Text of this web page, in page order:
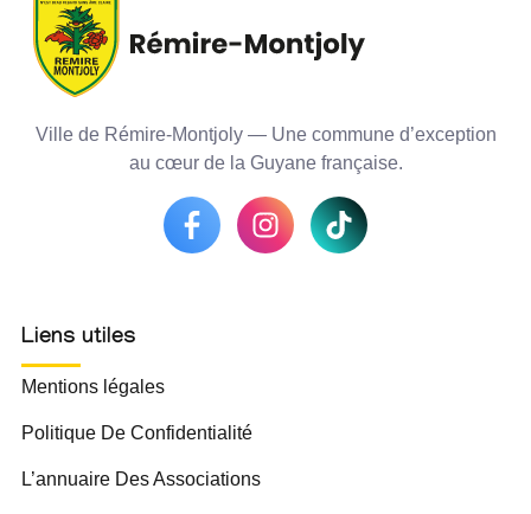
Ville de Rémire-Montjoly — Une commune d’exception
au cœur de la Guyane française.
Liens utiles
Mentions légales
Politique De Confidentialité
L’annuaire Des Associations